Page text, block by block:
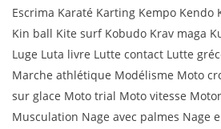
Escrima Karaté Karting Kempo Kendo
Kin ball Kite surf Kobudo Krav maga
Luge Luta livre Lutte contact Lutte
Marche athlétique Modélisme Moto
sur glace Moto trial Moto vitesse
Musculation Nage avec palmes Nage